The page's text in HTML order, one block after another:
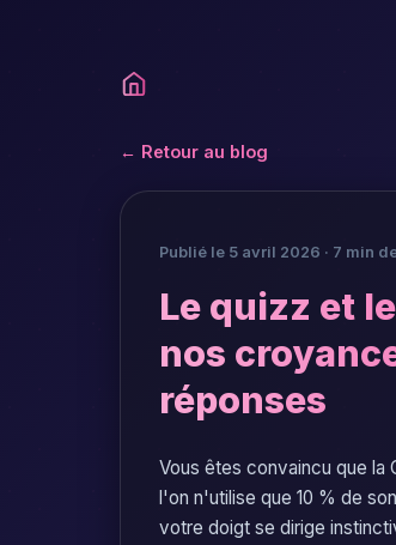
← Retour au blog
Publié le 5 avril 2026 · 7 min
Le quizz et
nos
réponses
Vous êtes convaincu que la
l'on n'utilise que 10 % de
votre doigt se dirige